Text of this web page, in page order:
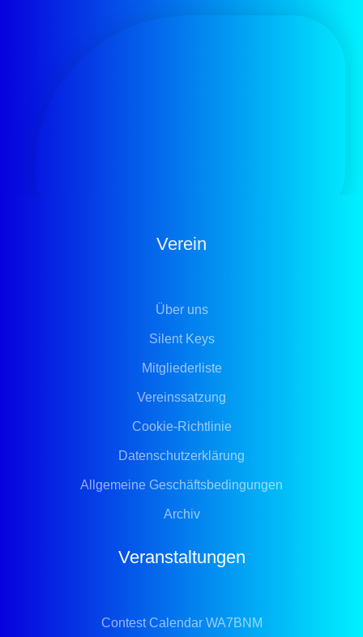
Verein
Über uns
Silent Keys
Mitgliederliste
Vereinssatzung
Cookie-Richtlinie
Datenschutzerklärung
Allgemeine Geschäftsbedingungen
Archiv
Veranstaltungen
Contest Calendar WA7BNM